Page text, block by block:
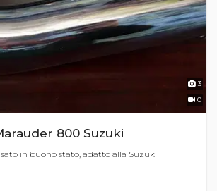
3
0
800 Suzuki
in buono stato, adatto alla Suzuki